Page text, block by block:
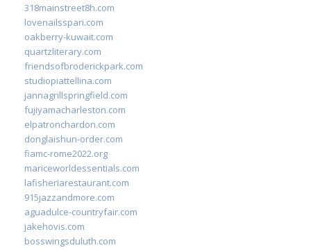
318mainstreet8h.com
lovenailsspari.com
oakberry-kuwait.com
quartzliterary.com
friendsofbroderickpark.com
studiopiattellina.com
jannagrillspringfield.com
fujiyamacharleston.com
elpatronchardon.com
donglaishun-order.com
fiamc-rome2022.org
mariceworldessentials.com
lafisheriarestaurant.com
915jazzandmore.com
aguadulce-countryfair.com
jakehovis.com
bosswingsduluth.com